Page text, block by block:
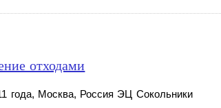
отходами
года, Москва, Россия ЭЦ Сокольники